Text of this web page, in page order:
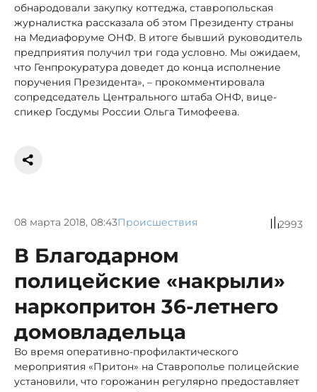
обнародовали закупку коттеджа, ставропольская
журналистка рассказала об этом Президенту страны
на Медиафоруме ОНФ. В итоге бывший руководитель
предприятия получил три года условно. Мы ожидаем,
что Генпрокуратура доведет до конца исполнение
поручения Президента», – прокомментировала
сопредседатель Центрального штаба ОНФ, вице-
спикер Госдумы России Ольга Тимофеева.
08 марта 2018, 08:43Происшествия 2993
В Благодарном
полицейские «накрыли»
наркопритон 36-летнего
домовладельца
Во время оперативно-профилактического
мероприятия «Притон» на Ставрополье полицейские
установили, что горожанин регулярно предоставляет